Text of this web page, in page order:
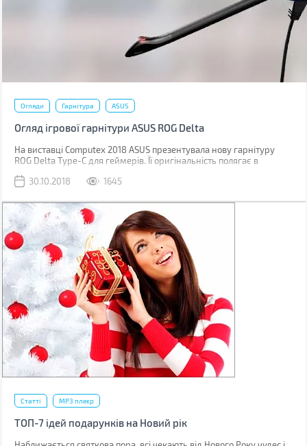
Огляди Гарнітура ASUS
Огляд ігрової гарнітури ASUS ROG Delta
На виставці Computex 2018 ASUS презентувала нову гарнітуру
ROG Delta Type-C для геймерів. Її оригінальність полягає в
перетворювачі й райдужному RGB підсвічуванні. А підключається
30.10.2018 1645
Статті MP3 плеєр
ТОП-7 ідей подарунків на Новий рік